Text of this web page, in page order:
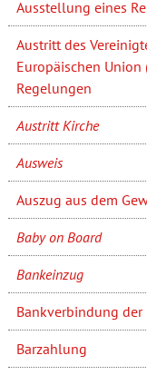
Ausstellung eines
Austritt des
Europäischen Union
Regelungen
Austritt Kirche
Ausweis
Auszug aus dem
Baby on Board
Bankeinzug
Bankverbindung
Barzahlung